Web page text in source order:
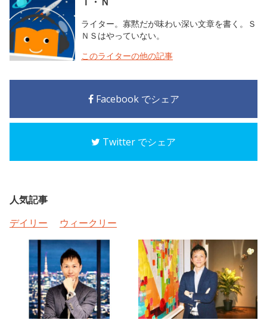
ライター。寡黙だが味わい深い文章を書く。Ｓ
ＮＳはやっていない。
このライターの他の記事
Facebook でシェア
Twitter でシェア
人気記事
デイリー
ウィークリー